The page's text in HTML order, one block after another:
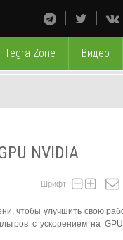
Tegra Zone Видео
NVIDIA
Шрифт
чтобы улучшить свою
с ускорением на